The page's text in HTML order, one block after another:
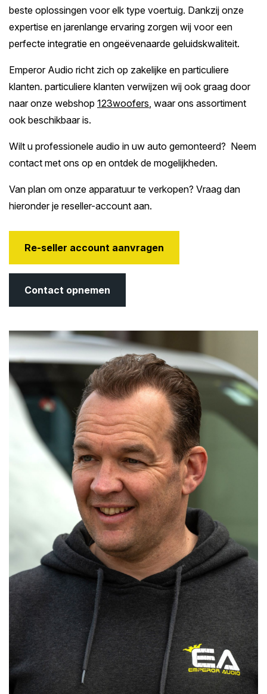
beste oplossingen voor elk type voertuig. Dankzij onze
expertise en jarenlange ervaring zorgen wij voor een
perfecte integratie en ongeëvenaarde geluidskwaliteit.
Emperor Audio richt zich op zakelijke en particuliere
klanten. particuliere klanten verwijzen wij ook graag door
naar onze webshop 123woofers, waar ons assortiment
ook beschikbaar is.
Wilt u professionele audio in uw auto gemonteerd? Neem
contact met ons op en ontdek de mogelijkheden.
Van plan om onze apparatuur te verkopen? Vraag dan
hieronder je reseller-account aan.
Re-seller account aanvragen
Contact opnemen